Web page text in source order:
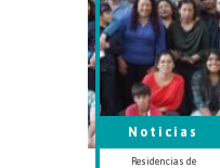
Residencias de
Noticias